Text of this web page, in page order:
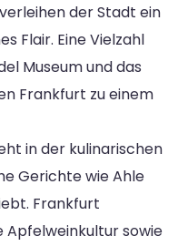
der Stadt ein
Flair. Eine Vielzahl
Museum und das
Frankfurt zu einem
in der kulinarischen
Gerichte wie Ahle
Frankfurt
Apfelweinkultur sowie